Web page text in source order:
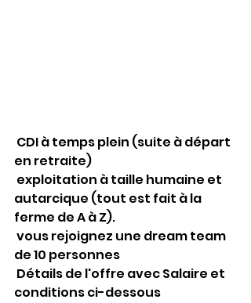
CDI à temps plein (suite à départ
en retraite)
exploitation à taille humaine et
autarcique (tout est fait à la
ferme de A à Z).
vous rejoignez une dream team
de 10 personnes
Détails de l'offre avec Salaire et
conditions ci-dessous